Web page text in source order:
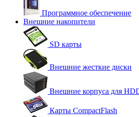
Программное обеспечение
Внешние накопители
SD карты
Внешние жесткие диски
Внешние корпуса для
Карты CompactFlash